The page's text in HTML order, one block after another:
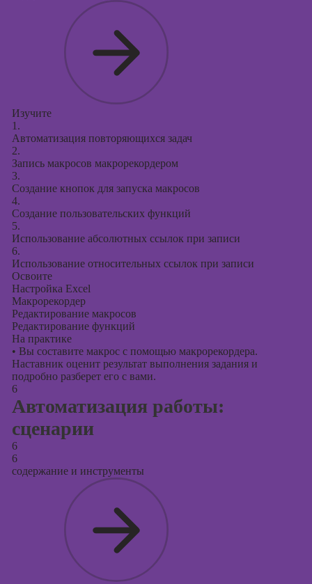
Изучите
1.
Автоматизация повторяющихся задач
2.
Запись макросов макрорекордером
3.
Создание кнопок для запуска макросов
4.
Создание пользовательских функций
5.
Использование абсолютных ссылок при записи
6.
Использование относительных ссылок при записи
Освоите
Настройка Excel
Макрорекордер
Редактирование макросов
Редактирование функций
На практике
• Вы составите макрос с помощью макрорекордера.
Наставник оценит результат выполнения задания и
подробно разберет его с вами.
6
Автоматизация работы:
сценарии
6
6
содержание и инструменты